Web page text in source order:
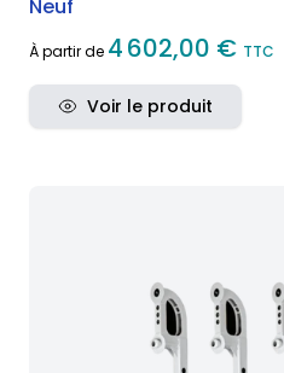
Neuf
À partir de 4 602,00 € TTC
Voir le produit